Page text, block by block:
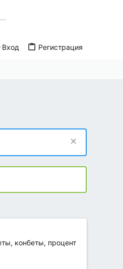
Вход Регистрация
конбеты, процент